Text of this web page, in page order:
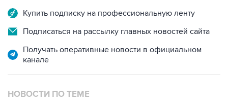
Подписаться на рассылку главных новостей сайта
Получать оперативные новости в официальном
НОВОСТИ ПО ТЕМЕ
8 августа 07:37